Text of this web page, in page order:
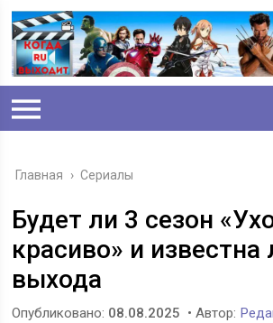
Главная › Сериалы
Будет ли 3 сезон
красиво» и известна
выхода
Опубликовано: 08.08.2025 • Автор: